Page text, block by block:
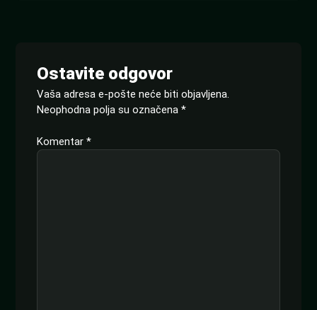
Ostavite odgovor
Vaša adresa e-pošte neće biti objavljena.
Neophodna polja su označena *
Komentar *